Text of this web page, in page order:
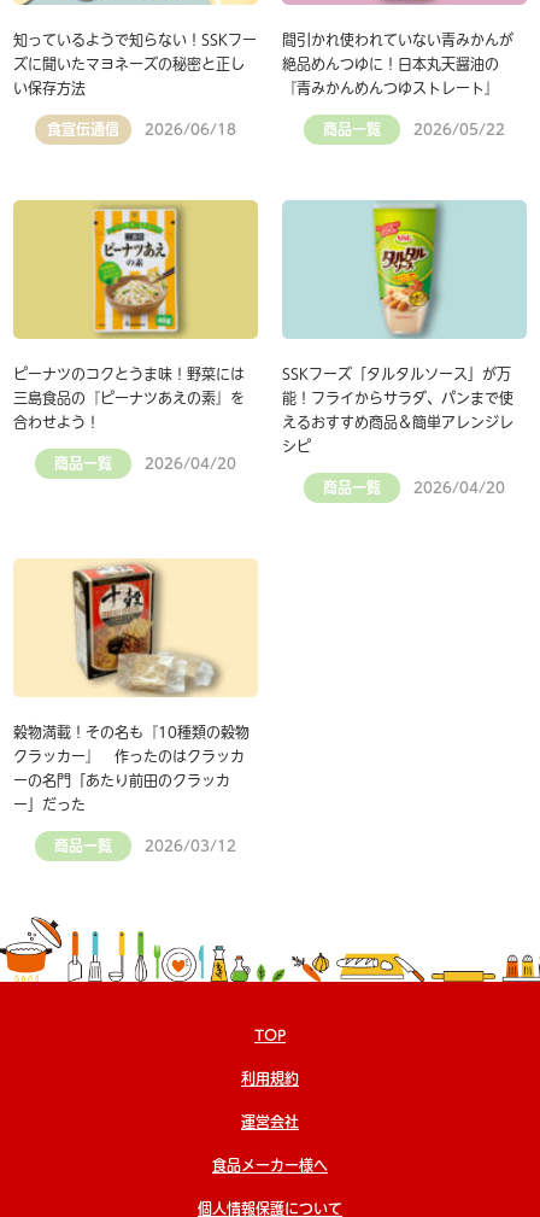
知っているようで知らない！SSKフー
ズに聞いたマヨネーズの秘密と正し
い保存方法
食宣伝通信 2026/06/18
間引かれ使われていない青みかんが
絶品めんつゆに！日本丸天醤油の
『青みかんめんつゆストレート』
商品一覧 2026/05/22
ピーナツのコクとうま味！野菜には
三島食品の『ピーナツあえの素』を
合わせよう！
商品一覧 2026/04/20
SSKフーズ「タルタルソース」が万
能！フライからサラダ、パンまで使
えるおすすめ商品＆簡単アレンジレ
シピ
商品一覧 2026/04/20
穀物満載！その名も『10種類の穀物
クラッカー』 作ったのはクラッカ
ーの名門「あたり前田のクラッカ
ー」だった
商品一覧 2026/03/12
TOP
利用規約
運営会社
食品メーカー様へ
個人情報保護について